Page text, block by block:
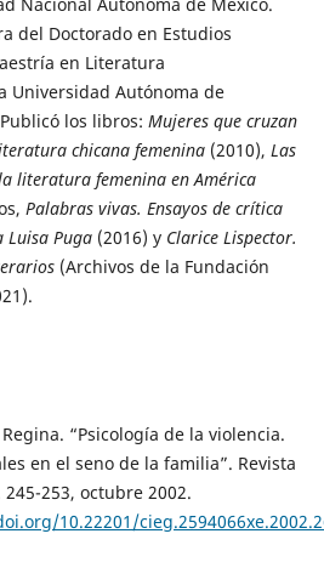
del Doctorado en Estudios
en Literatura
Universidad Autónoma de
los libros: Mujeres que cruzan
chicana femenina(2010), Las
literatura femenina en América
Palabras vivas. Ensayos de crítica
Puga(2016) y Clarice Lispector.
(Archivos de la Fundación
Regina. “Psicología de la violencia.
en el seno de la familia”. Revista
253, octubre 2002.
10.22201/